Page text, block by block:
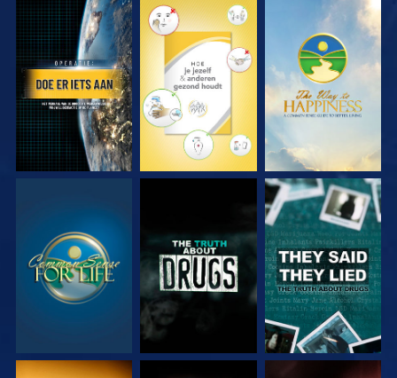
KIJK KIJK KIJK
KIJK KIJK KIJK